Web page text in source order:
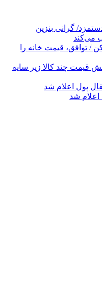
۸۳ درصدی دستمزد/ گرانی بنزین
می‌کند
/ توافق، قیمت خانه را
قیمت چند کالا زیر سایه
پول اعلام شد
اعلام شد